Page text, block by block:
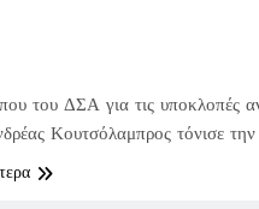
του ΔΣΑ για τις υποκλοπές
Κουτσόλαμπρος τόνισε